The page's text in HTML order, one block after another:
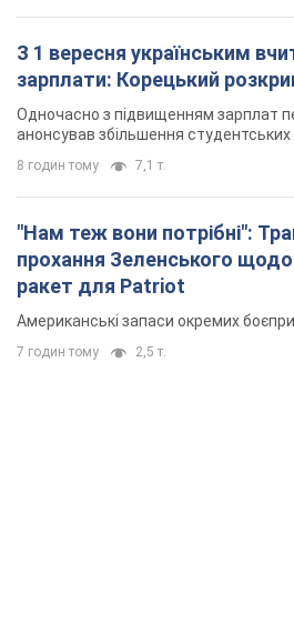
З 1 вересня українським
зарплати: Корецький
Одночасно з підвищенням зарплат
анонсував збільшення студентських
8 годин тому 7,1 т.
"Нам теж вони потрібні":
прохання Зеленського щодо
ракет для Patriot
Американські запаси окремих
7 годин тому 2,5 т.